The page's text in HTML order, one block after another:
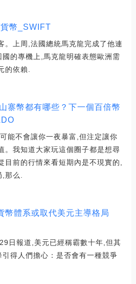
貨幣_SWIFT
。上周,法國總統馬克龍完成了他連
的專機上,馬克龍明確表態歐洲需
的依賴.
寨幣都有哪些？下一個百倍幣
能不會讓你一夜暴富,但注定讓你
。我知道大家玩這個圈子都是想尋
目前的行情來看短期內是不現實的,
那么.
幣體系或取代美元主導格局
日報道,美元已經稱霸數十年,但其
得人們擔心：是否會有一種競爭